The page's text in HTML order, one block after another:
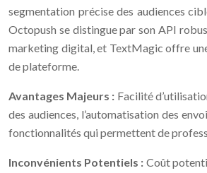
segmentation précise des audiences
Octopush se distingue par son API
marketing digital, et TextMagic offre
de plateforme.
Avantages Majeurs : Facilité
des audiences, l’automatisation des
fonctionnalités qui permettent de
Inconvénients Potentiels : Coût